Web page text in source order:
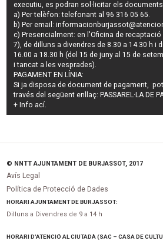
executiu, es podran sol·licitar els
a) Per telèfon: telefonant al 96 316 05 65.
b) Per email:
c) Presencialment: en l'Oficina de
7), de dilluns a divendres de 8.30 a 14.30 h i
16.00 a 18.30 h (del 15 de juny al 15 de
i tancat a les vesprades).
PAGAMENT EN LÍNIA:
Si ja disposa de document de pagament,
través del següent enllaç: PASSAREL·LA DE
+ Info ací.
© NNTT AJUNTAMENT DE BURJASSOT, 2017
Avís Legal
Política de Protecció de Dades
HORARI AJUNTAMENT DE BURJASSOT:
Dilluns a Divendres de 9 a 14 h
HORARI D’ATENCIÓ AL CIUTADÀ (SAC – CASA DE